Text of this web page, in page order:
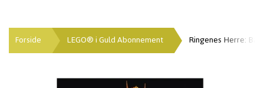
Forside LEGO® i Guld Abonnement Ringenes Herre: